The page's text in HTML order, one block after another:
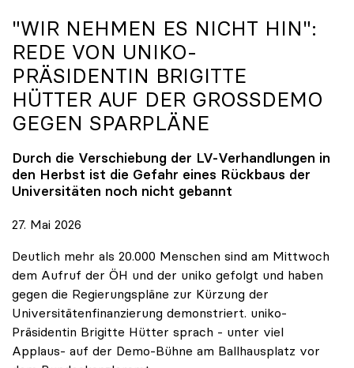
"WIR NEHMEN ES NICHT HIN":
REDE VON UNIKO-
PRÄSIDENTIN BRIGITTE
HÜTTER AUF DER GROSSDEMO G
EGEN SPARPLÄNE
Durch die Verschiebung der LV-Verhandlungen in
den Herbst ist die Gefahr eines Rückbaus der
Universitäten noch nicht gebannt
27. Mai 2026
Deutlich mehr als 20.000 Menschen sind am Mittwoch
dem Aufruf der ÖH und der uniko gefolgt und haben
gegen die Regierungspläne zur Kürzung der
Universitätenfinanzierung demonstriert. uniko-
Präsidentin Brigitte Hütter sprach - unter viel
Applaus- auf der Demo-Bühne am Ballhausplatz vor